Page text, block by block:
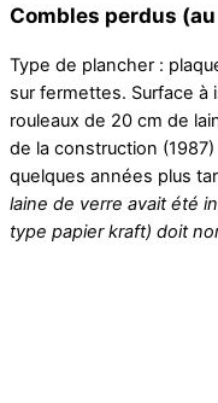
Combles perdus
Type de plancher :
sur fermettes. Surface à
rouleaux de 20 cm de
de la construction
quelques années plus
laine de verre avait été
type papier kraft) doit